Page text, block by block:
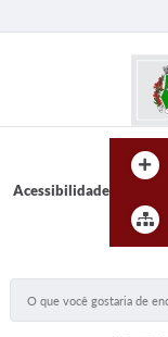
Acessibilidade